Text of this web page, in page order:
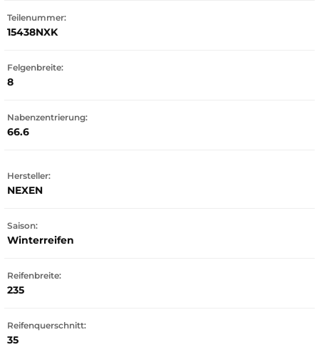
Teilenummer:
15438NXK
Felgenbreite:
8
Nabenzentrierung:
66.6
Hersteller:
NEXEN
Saison:
Winterreifen
Reifenbreite:
235
Reifenquerschnitt:
35